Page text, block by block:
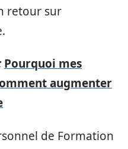
retour sur
Pourquoi mes
augmenter
de Formation